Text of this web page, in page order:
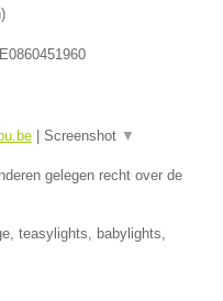
)
Screenshot ▼
gelegen recht over de
teasylights, babylights,